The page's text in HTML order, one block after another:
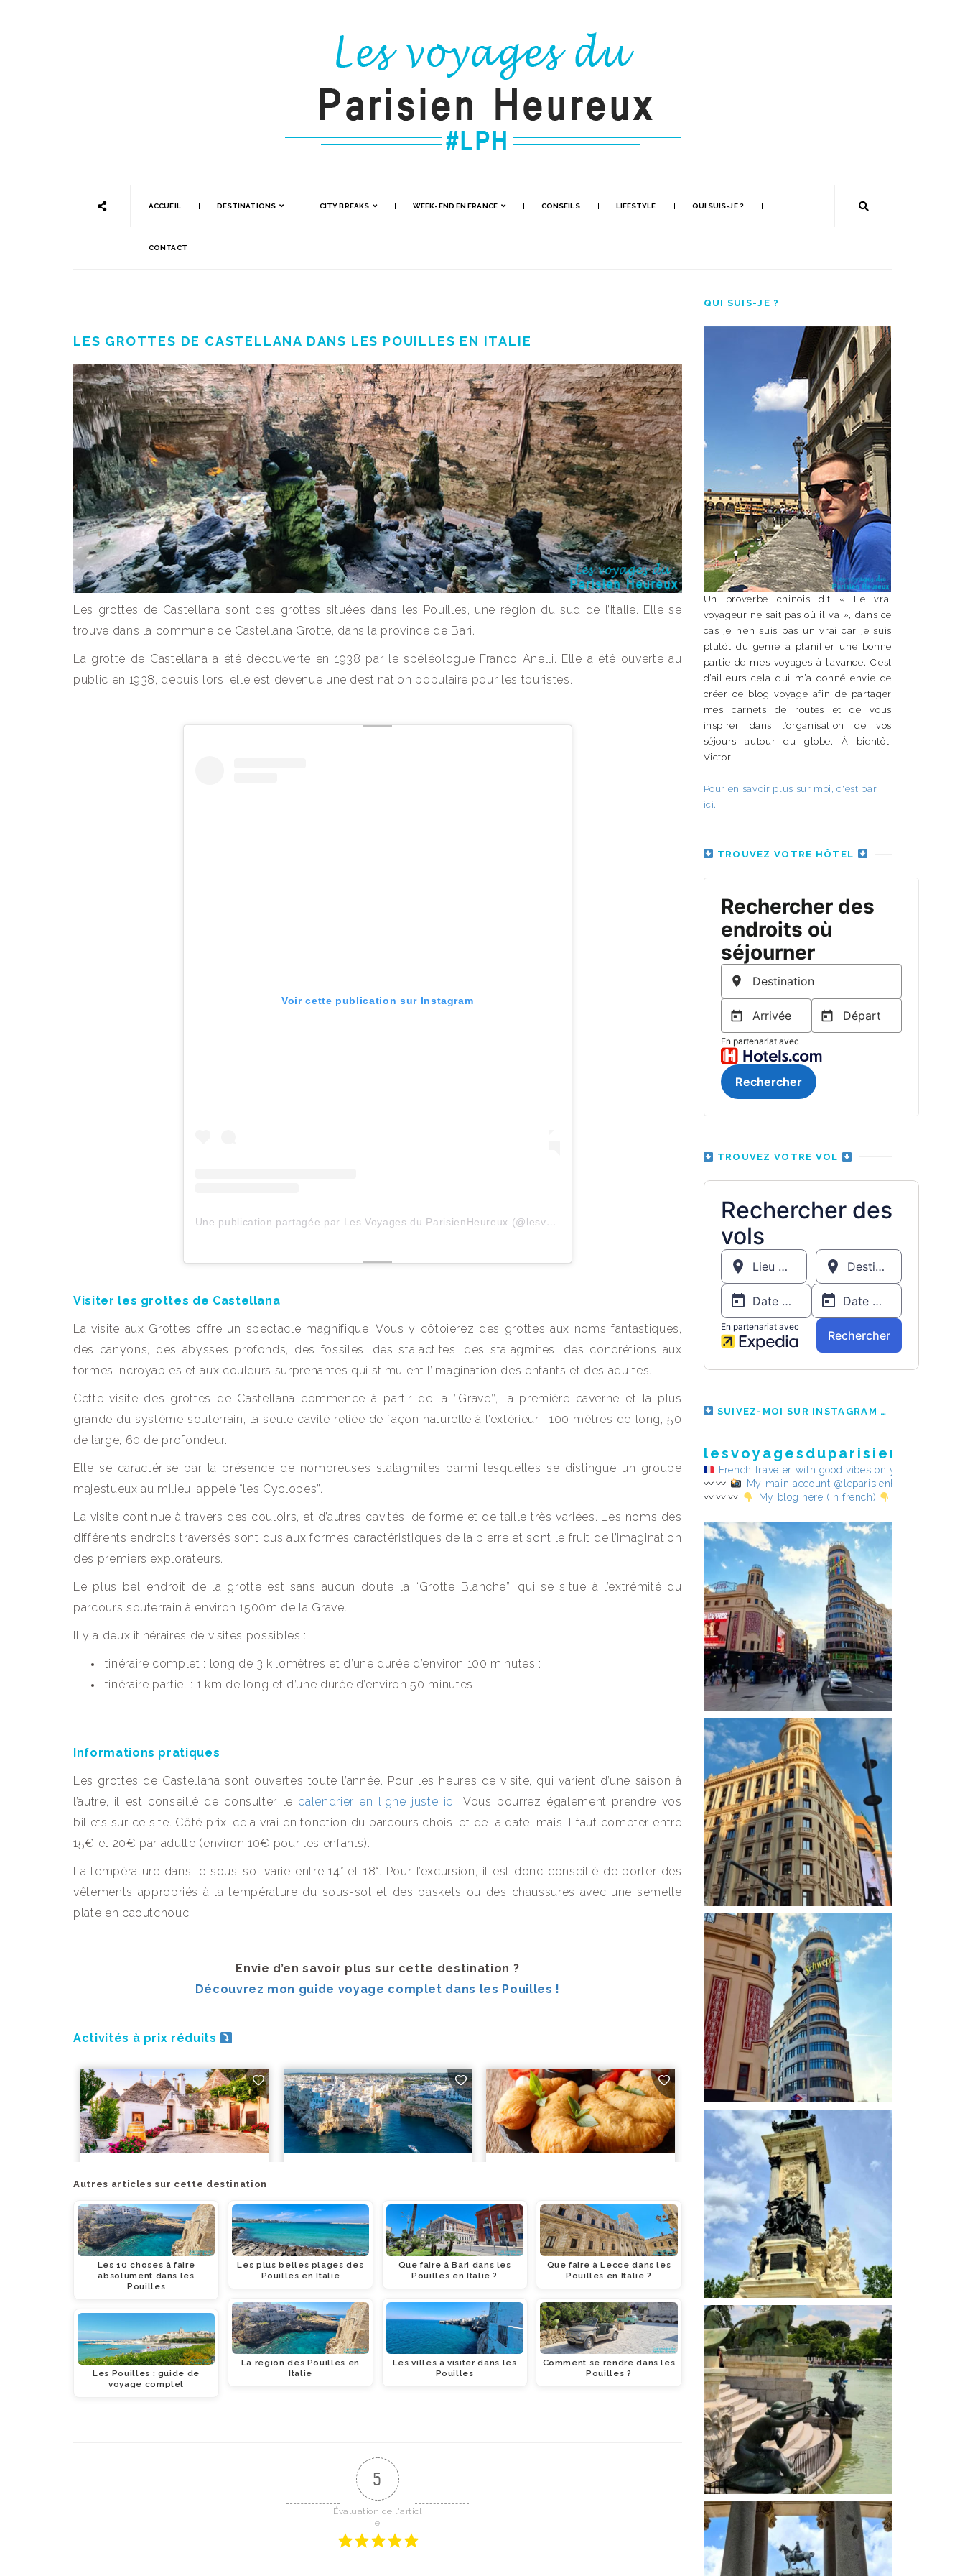
ACCUEIL DESTINATIONS CITY BREAKS WEEK-END EN FRANCE CONSEILS LIFESTYLE QUI SUIS-JE ?
CONTACT
LES GROTTES DE CASTELLANA DANS LES POUILLES EN ITALIE
Les grottes de Castellana sont des grottes situées dans les Pouilles, une région du sud de l’Italie. Elle se
trouve dans la commune de Castellana Grotte, dans la province de Bari.
La grotte de Castellana a été découverte en 1938 par le spéléologue Franco Anelli. Elle a été ouverte au
public en 1938, depuis lors, elle est devenue une destination populaire pour les touristes.
Voir cette publication sur Instagram
Une publication partagée par Les Voyages du ParisienHeureux (@lesvoyagesduparisienheureux)
Visiter les grottes de Castellana
La visite aux Grottes offre un spectacle magnifique. Vous y côtoierez des grottes aux noms fantastiques,
des canyons, des abysses profonds, des fossiles, des stalactites, des stalagmites, des concrétions aux
formes incroyables et aux couleurs surprenantes qui stimulent l’imagination des enfants et des adultes.
Cette visite des grottes de Castellana commence à partir de la ʺGraveʺ, la première caverne et la plus
grande du système souterrain, la seule cavité reliée de façon naturelle à l’extérieur : 100 mètres de long, 50
de large, 60 de profondeur.
Elle se caractérise par la présence de nombreuses stalagmites parmi lesquelles se distingue un groupe
majestueux au milieu, appelé “les Cyclopes”.
La visite continue à travers des couloirs, et d’autres cavités, de forme et de taille très variées. Les noms des
différents endroits traversés sont dus aux formes caractéristiques de la pierre et sont le fruit de l’imagination
des premiers explorateurs.
Le plus bel endroit de la grotte est sans aucun doute la “Grotte Blanche”, qui se situe à l’extrémité du
parcours souterrain à environ 1500m de la Grave.
Il y a deux itinéraires de visites possibles :
Itinéraire complet : long de 3 kilomètres et d’une durée d’environ 100 minutes :
Itinéraire partiel : 1 km de long et d’une durée d’environ 50 minutes
Informations pratiques
Les grottes de Castellana sont ouvertes toute l’année. Pour les heures de visite, qui varient d’une saison à
l’autre, il est conseillé de consulter le calendrier en ligne juste ici. Vous pourrez également prendre vos
billets sur ce site. Côté prix, cela vrai en fonction du parcours choisi et de la date, mais il faut compter entre
15€ et 20€ par adulte (environ 10€ pour les enfants).
La température dans le sous-sol varie entre 14° et 18°. Pour l’excursion, il est donc conseillé de porter des
vêtements appropriés à la température du sous-sol et des baskets ou des chaussures avec une semelle
plate en caoutchouc.
Envie d’en savoir plus sur cette destination ?
Découvrez mon guide voyage complet dans les Pouilles !
Activités à prix réduits
Autres articles sur cette destination
Les 10 choses à faire
absolument dans les
Pouilles
Les Pouilles : guide de
voyage complet
Les plus belles plages des
Pouilles en Italie
La région des Pouilles en
Italie
Que faire à Bari dans les
Pouilles en Italie ?
Les villes à visiter dans les
Pouilles
Que faire à Lecce dans les
Pouilles en Italie ?
Comment se rendre dans les
Pouilles ?
5
Évaluation de l'articl
e
QUI SUIS-JE ?
Un proverbe chinois dit « Le vrai
voyageur ne sait pas où il va », dans ce
cas je n’en suis pas un vrai car je suis
plutôt du genre à planifier une bonne
partie de mes voyages à l’avance. C’est
d’ailleurs cela qui m’a donné envie de
créer ce blog voyage afin de partager
mes carnets de routes et de vous
inspirer dans l’organisation de vos
séjours autour du globe. À bientôt.
Victor
Pour en savoir plus sur moi, c'est par
ici.
TROUVEZ VOTRE HÔTEL
TROUVEZ VOTRE VOL
SUIVEZ-MOI SUR INSTAGRAM
French traveler with good vibes only
My main account @leparisienheureux
My blog here (in french)